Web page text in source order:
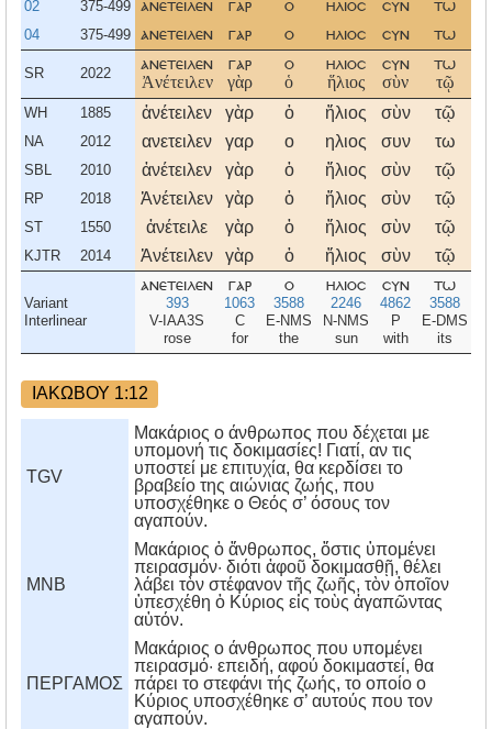
02 375-499 ανετειλεν γαρ ο ηλιοσ συν τω
04 375-499 ανετειλεν γαρ ο ηλιοσ συν τω
SR 2022
ανετειλεν
Ἀνέτειλεν
γαρ
γὰρ
ο
ὁ
ηλιοσ
ἥλιος
συν
σὺν
τω
τῷ
WH 1885 ἀνέτειλεν γὰρ ὁ ἥλιος σὺν τῷ
NA 2012 ανετειλεν γαρ ο ηλιος συν τω
SBL 2010 ἀνέτειλεν γὰρ ὁ ἥλιος σὺν τῷ
RP 2018 Ἀνέτειλεν γὰρ ὁ ἥλιος σὺν τῷ
ST 1550 ἀνέτειλε γὰρ ὁ ἥλιος σὺν τῷ
KJTR 2014 Ἀνέτειλεν γὰρ ὁ ἥλιος σὺν τῷ
Variant
Interlinear
ανετειλεν
393
V-IAA3S
rose
γαρ
1063
C
for
ο
3588
E-NMS
the
ηλιοσ
2246
N-NMS
sun
συν
4862
P
with
τω
3588
E-DMS
its
ΙΑΚΩΒΟΥ 1:12
TGV
Μακάριος ο άνθρωπος που δέχεται με
υπομονή τις δοκιμασίες! Γιατί, αν τις
υποστεί με επιτυχία, θα κερδίσει το
βραβείο της αιώνιας ζωής, που
υποσχέθηκε ο Θεός σ’ όσους τον
αγαπούν.
MNB
Μακάριος ὁ ἄνθρωπος, ὅστις ὑπομένει
πειρασμόν· διότι ἀφοῦ δοκιμασθῇ, θέλει
λάβει τὸν στέφανον τῆς ζωῆς, τὸν ὁποῖον
ὑπεσχέθη ὁ Κύριος εἰς τοὺς ἀγαπῶντας
αὐτόν.
ΠΕΡΓΑΜΟΣ
Mακάριος ο άνθρωπος που υπομένει
πειρασμό· επειδή, αφού δοκιμαστεί, θα
πάρει το στεφάνι τής ζωής, το οποίο ο
Kύριος υποσχέθηκε σ’ αυτούς που τον
αγαπούν.